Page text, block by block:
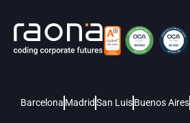
Barcelona MadridSan LuisBuenos Aires